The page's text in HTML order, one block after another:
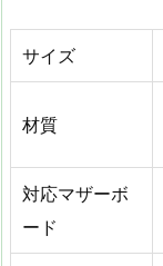
サイズ
材質
対応マザーボ
ード